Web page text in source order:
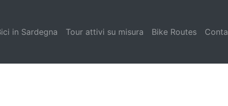
in Sardegna Tour attivi su misura Bike Routes